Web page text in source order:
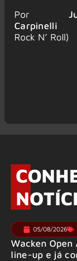
Por
Carpinelli
Rock N’ Roll)
05/08/2026
Wacken
line-up e já